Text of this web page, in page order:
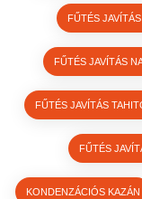
FŰTÉS
FŰTÉS JAVÍTÁS
FŰTÉS JAVÍTÁS
FŰTÉS
KONDENZÁCIÓS KAZÁN